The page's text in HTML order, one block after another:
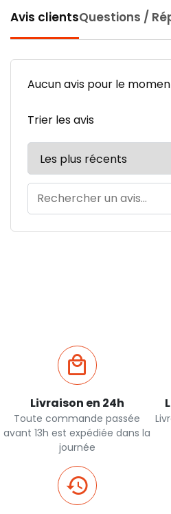
Avis clientsQuestions /
Aucun avis pour le
Trier les avis
Livraison en 24h
Toute commande passée
avant 13h est expédiée dans la
journée